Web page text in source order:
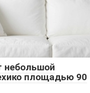
небольшой
площадью 90